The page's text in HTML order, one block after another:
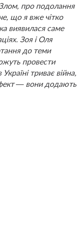
про подолання
що я вже чітко
виявилася саме
Зоя і Оля
до теми
провести
триває війна,
— вони додають